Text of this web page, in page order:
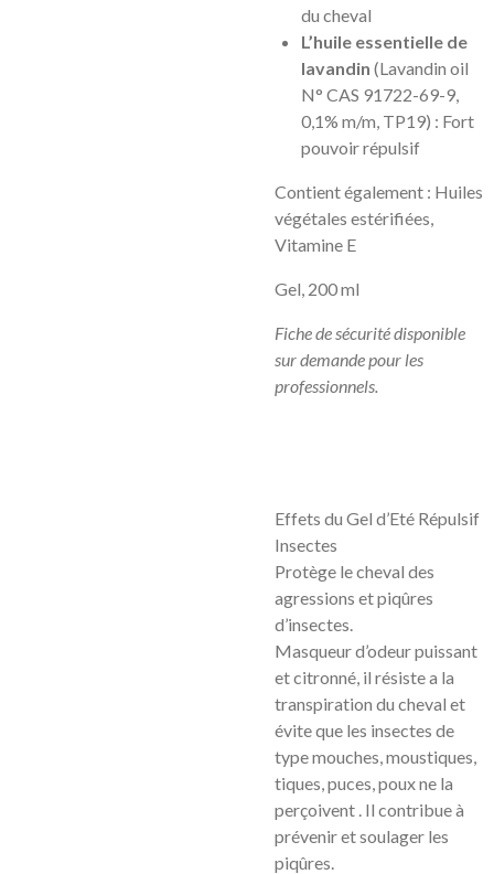
du cheval
L’huile essentielle de
lavandin (Lavandin oil
N° CAS 91722-69-9,
0,1% m/m, TP19) : Fort
pouvoir répulsif
Contient également : Huiles
végétales estérifiées,
Vitamine E
Gel, 200 ml
Fiche de sécurité disponible
sur demande pour les
professionnels.
Effets du Gel d’Eté Répulsif
Insectes
Protège le cheval des
agressions et piqûres
d’insectes.
Masqueur d’odeur puissant
et citronné, il résiste a la
transpiration du cheval et
évite que les insectes de
type mouches, moustiques,
tiques, puces, poux ne la
perçoivent . Il contribue à
prévenir et soulager les
piqûres.